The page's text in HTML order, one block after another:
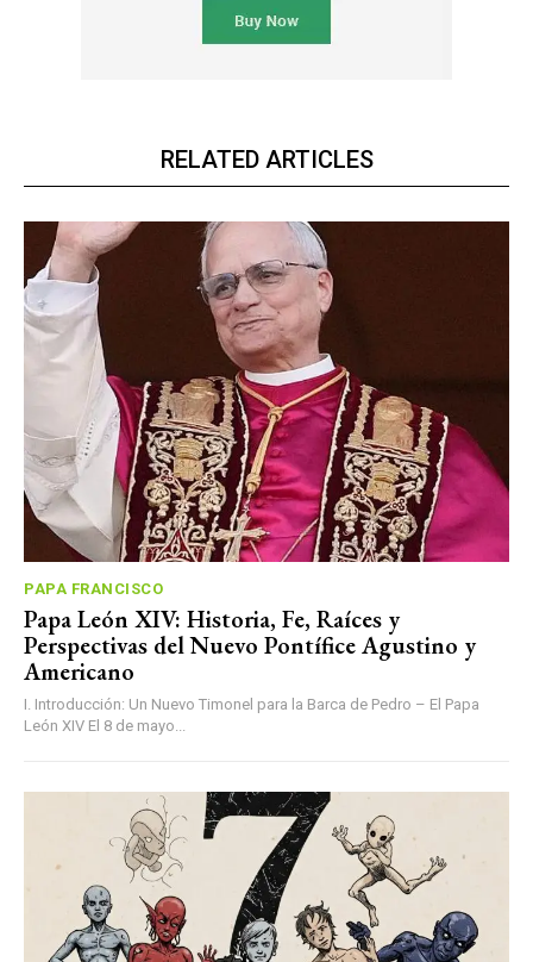
RELATED ARTICLES
PAPA FRANCISCO
Papa León XIV: Historia, Fe, Raíces y
Perspectivas del Nuevo Pontífice Agustino y
Americano
I. Introducción: Un Nuevo Timonel para la Barca de Pedro – El Papa
León XIV El 8 de mayo...